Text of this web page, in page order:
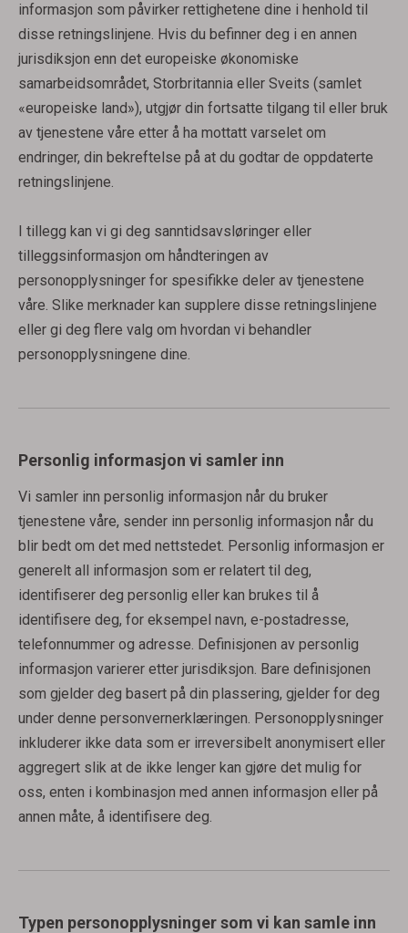
informasjon som påvirker rettighetene dine i henhold til
disse retningslinjene. Hvis du befinner deg i en annen
jurisdiksjon enn det europeiske økonomiske
samarbeidsområdet, Storbritannia eller Sveits (samlet
«europeiske land»), utgjør din fortsatte tilgang til eller bruk
av tjenestene våre etter å ha mottatt varselet om
endringer, din bekreftelse på at du godtar de oppdaterte
retningslinjene.
I tillegg kan vi gi deg sanntidsavsløringer eller
tilleggsinformasjon om håndteringen av
personopplysninger for spesifikke deler av tjenestene
våre. Slike merknader kan supplere disse retningslinjene
eller gi deg flere valg om hvordan vi behandler
personopplysningene dine.
Personlig informasjon vi samler inn
Vi samler inn personlig informasjon når du bruker
tjenestene våre, sender inn personlig informasjon når du
blir bedt om det med nettstedet. Personlig informasjon er
generelt all informasjon som er relatert til deg,
identifiserer deg personlig eller kan brukes til å
identifisere deg, for eksempel navn, e-postadresse,
telefonnummer og adresse. Definisjonen av personlig
informasjon varierer etter jurisdiksjon. Bare definisjonen
som gjelder deg basert på din plassering, gjelder for deg
under denne personvernerklæringen. Personopplysninger
inkluderer ikke data som er irreversibelt anonymisert eller
aggregert slik at de ikke lenger kan gjøre det mulig for
oss, enten i kombinasjon med annen informasjon eller på
annen måte, å identifisere deg.
Typen personopplysninger som vi kan samle inn